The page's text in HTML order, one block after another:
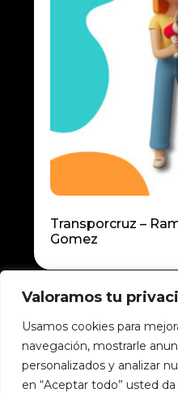
Valoramos tu
Usamos cookies para
navegación, mostrarle
personalizados y analizar
en “Aceptar todo” usted
Transporcruz –
Gomez
Política
Política